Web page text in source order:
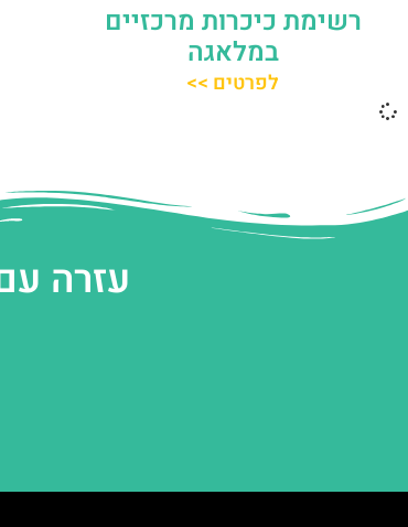
רשימת כיכרות מרכזיים
במלאגה
לפרטים >>
עזרה